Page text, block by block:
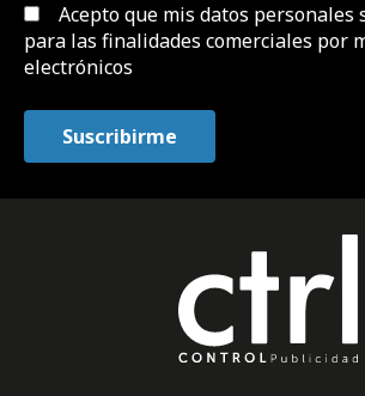
Acepto que mis datos personales
para las finalidades comerciales por
electrónicos